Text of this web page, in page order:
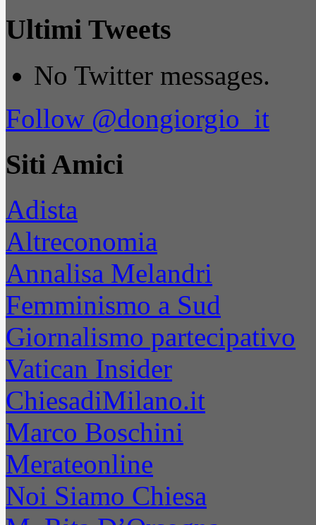
Ultimi Tweets
No Twitter messages.
Follow @dongiorgio_it
Siti Amici
Adista
Altreconomia
Annalisa Melandri
Femminismo a Sud
Giornalismo partecipativo
Vatican Insider
ChiesadiMilano.it
Marco Boschini
Merateonline
Noi Siamo Chiesa